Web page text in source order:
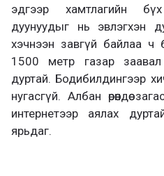
эдгээр хамтлагийн
дуунуудыг нь эвлэгхэн
хэчнээн завгүй байлаа ч
1500 метр газар
дуртай. Бодибилдингээр
нугасгүй. Албан өрөөндөө
интернетээр аялах
ярьдаг.